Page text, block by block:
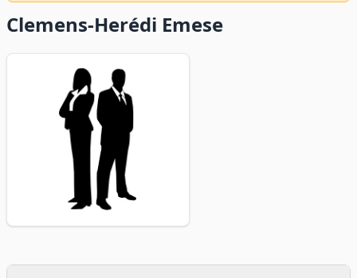
Clemens-Herédi Emese